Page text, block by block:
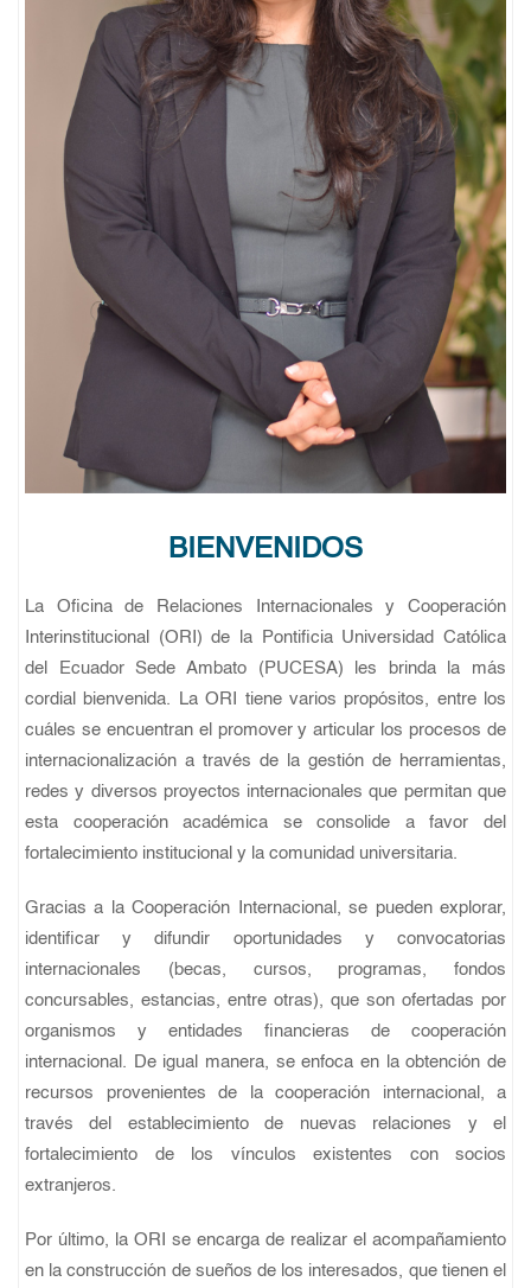
BIENVENIDOS
La Oficina de Relaciones Internacionales y Cooperación
Interinstitucional (ORI) de la Pontificia Universidad Católica
del Ecuador Sede Ambato (PUCESA) les brinda la más
cordial bienvenida. La ORI tiene varios propósitos, entre los
cuáles se encuentran el promover y articular los procesos de
internacionalización a través de la gestión de herramientas,
redes y diversos proyectos internacionales que permitan que
esta cooperación académica se consolide a favor del
fortalecimiento institucional y la comunidad universitaria.
Gracias a la Cooperación Internacional, se pueden explorar,
identificar y difundir oportunidades y convocatorias
internacionales (becas, cursos, programas, fondos
concursables, estancias, entre otras), que son ofertadas por
organismos y entidades financieras de cooperación
internacional. De igual manera, se enfoca en la obtención de
recursos provenientes de la cooperación internacional, a
través del establecimiento de nuevas relaciones y el
fortalecimiento de los vínculos existentes con socios
extranjeros.
Por último, la ORI se encarga de realizar el acompañamiento
en la construcción de sueños de los interesados, que tienen el